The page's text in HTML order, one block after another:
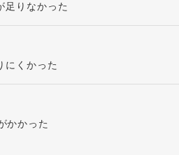
足りなかった
にくかった
かかった